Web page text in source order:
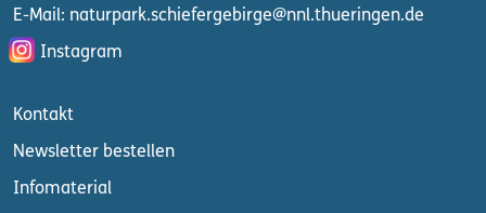
E-Mail: naturpark.schiefergebirge@nnl.thueringen.de
Instagram
Kontakt
Newsletter bestellen
Infomaterial